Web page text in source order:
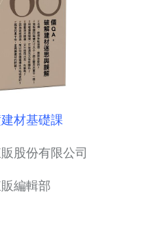
材基礎課
股份有限公司
編輯部